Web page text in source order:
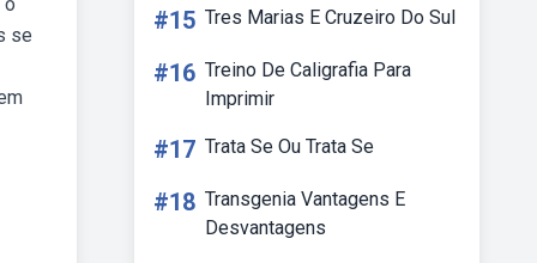
se
#15 Tres Marias E Cruzeiro Do Sul
#16 Treino De Caligrafia Para
Imprimir
#17 Trata Se Ou Trata Se
#18 Transgenia Vantagens E
Desvantagens